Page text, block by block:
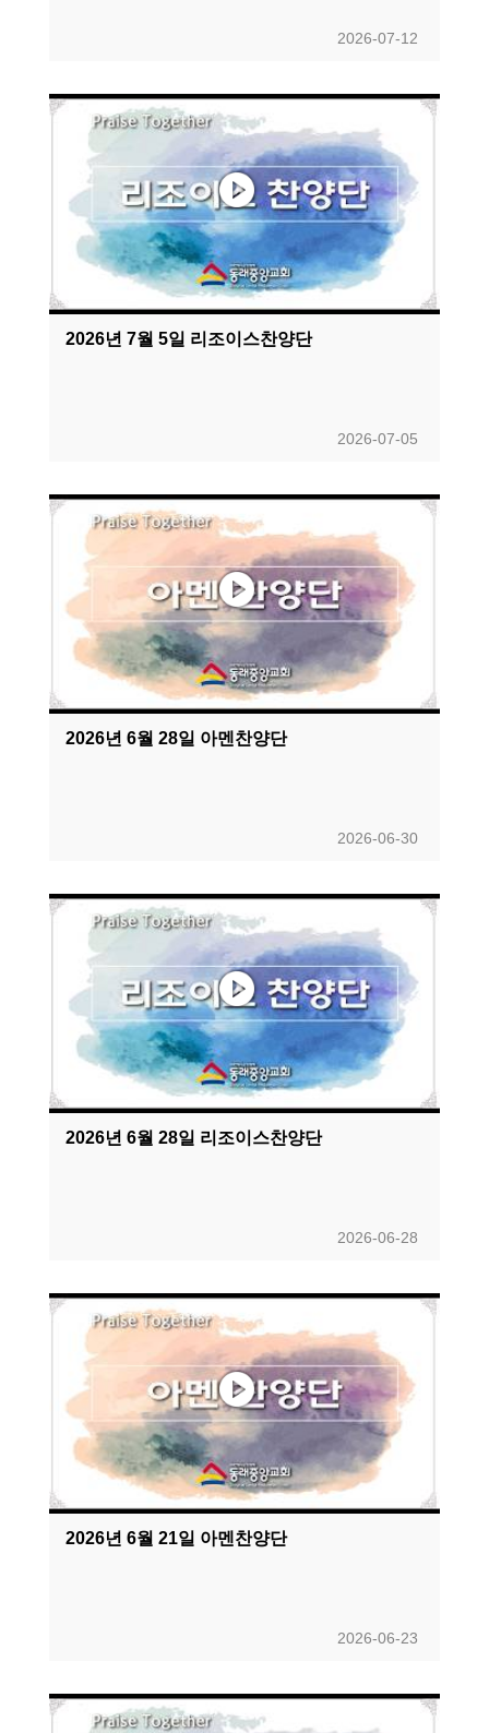
2026-07-12
2026년 7월 5일 리조이스찬양단
2026-07-05
2026년 6월 28일 아멘찬양단
2026-06-30
2026년 6월 28일 리조이스찬양단
2026-06-28
2026년 6월 21일 아멘찬양단
2026-06-23